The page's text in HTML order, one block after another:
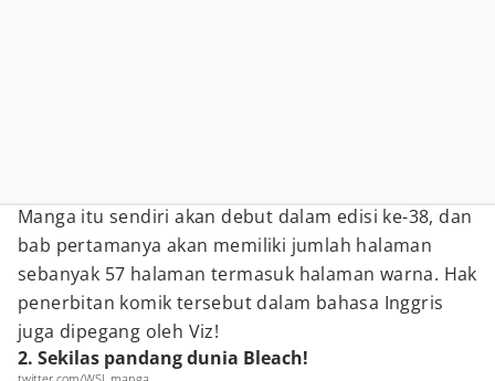
Manga itu sendiri akan debut dalam edisi ke-38, dan
bab pertamanya akan memiliki jumlah halaman
sebanyak 57 halaman termasuk halaman warna. Hak
penerbitan komik tersebut dalam bahasa Inggris
juga dipegang oleh Viz!
2. Sekilas pandang dunia Bleach!